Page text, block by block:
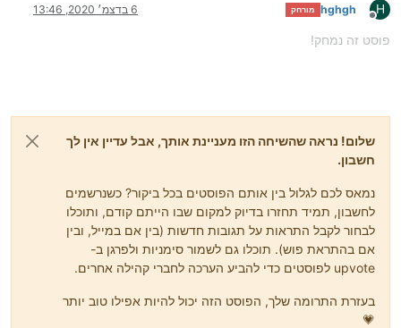
H
מנותק
hghgh מורחק 6 בדצמ׳ 2020, 13:46
פוסט זה נמחק!
שלום! נראה שהשיחה הזו מעניינת אותך, אבל עדיין אין לך
חשבון.
נמאס לכם לגלול בין אותם הפוסטים בכל ביקור? כשנרשמים
לחשבון, תמיד תחזרו בדיוק למקום שבו הייתם קודם, ותוכלו
לבחור לקבל התראות על תגובות חדשות (בין אם במייל, ובין
אם בהתראת פוש). תוכלו גם לשמור סימניות ולפרגן ב-
upvote לפוסטים כדי להביע הערכה לחברי קהילה אחרים.
בעזרת התרומה שלך, הפוסט הזה יכול להיות אפילו טוב יותר
💗